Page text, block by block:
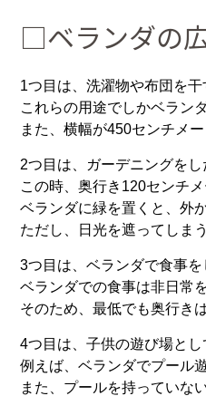
□ベランダの
1つ目は、洗濯物や布団を干
これらの用途でしかベラン
また、横幅が450センチメ
2つ目は、ガーデニングをし
この時、奥行き120センチ
ベランダに緑を置くと、外
ただし、日光を遮ってしま
3つ目は、ベランダで食事を
ベランダでの食事は非日常
そのため、最低でも奥行き
4つ目は、子供の遊び場とし
例えば、ベランダでプール
また、プールを持っていな